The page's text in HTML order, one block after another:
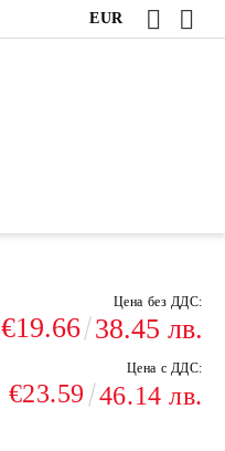
EUR
Цена без ДДС:
€19.66 38.45 лв.
Цена с ДДС:
€23.59 46.14 лв.